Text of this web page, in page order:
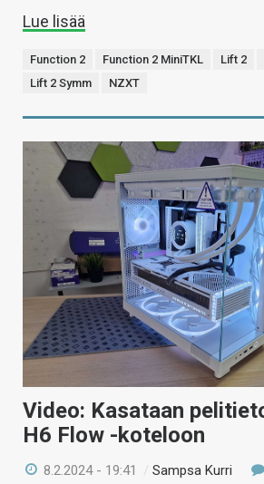
Lue lisää
Function 2 Function 2 MiniTKL Lift 2
Lift 2 Symm
NZXT
Video: Kasataan
H6 Flow -koteloon
8.2.2024 - 19:41 /Sampsa Kurri